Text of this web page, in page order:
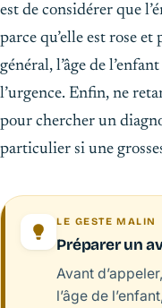
est de considérer que
parce qu’elle est rose et
général, l’âge de
l’urgence. Enfin, ne
pour chercher un
particulier si une
LE GESTE MALIN
Préparer un
Avant
l’âge de